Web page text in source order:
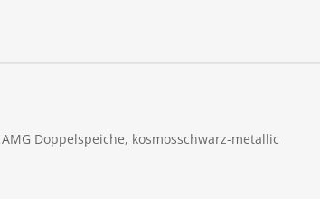
AMG Doppelspeiche, kosmosschwarz-metallic